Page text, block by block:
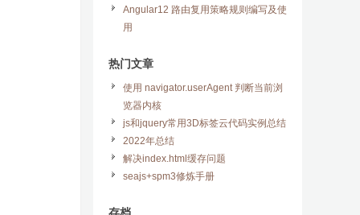
Angular12 路由复用策略规则编写及使
用
热门文章
使用 navigator.userAgent 判断当前浏
览器内核
js和jquery常用3D标签云代码实例总结
2022年总结
解决index.html缓存问题
seajs+spm3修炼手册